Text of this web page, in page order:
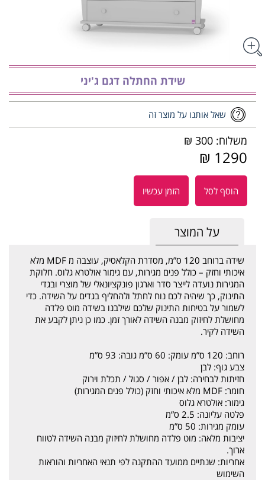
שידת החתלה דגם ג'יני
שאל אותנו על מוצר זה
משלוח: 300 ₪
1290 ₪
הוסף לסל הזמן עכשיו
על המוצר
שידה ברוחב 120 ס”מ, מסדרת הקלאסיק, עוצבה מ MDF מלא
איכותי וחזק – כולל פנים מגירות, עם גימור אולטרא גלוס. חלוקת
המגירות נועדה לייצר סדר וארגון פונקציונאלי של מוצרי ובגדי
התינוק, כך שיהיה לכם נוח לחתל ולהחליף בגדים על השידה. כדי
לשמור על בטיחות התינוק שלכם שילבנו בשידה מוט פלדה
מחושלת לחיזוק מבנה השידה לאורך זמן. כמו כן ניתן לקבע את
השידה לקיר.
רוחב: 120 ס”מ עומק: 60 ס”מ גובה: 93 ס”מ
צבע גוף: לבן
חזיתות לבחירה: לבן / אפור / סגול / תכלת וירוק
חומר: MDF מלא איכותי וחזק (כולל פנים המגירות)
גימור: אולטרא גלוס
פלטה עליונה: 2.5 ס”מ
עומק מגירות: 50 ס”מ
יציבות מלאה: מוט פלדה מחושלת לחיזוק מבנה השידה לטווח
ארוך.
אחריות: שנתיים ממועד ההתקנה לפי תנאי האחריות והוראות
השימוש